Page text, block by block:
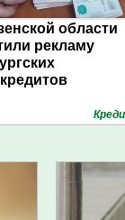
области
рекламу